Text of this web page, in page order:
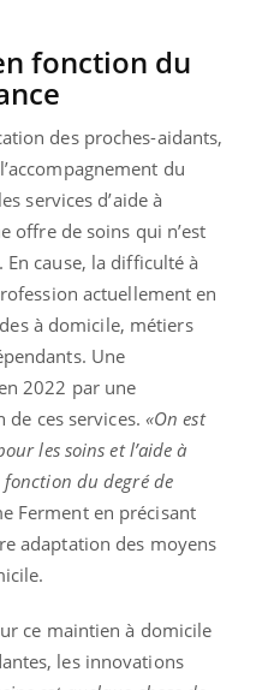
fonction du
des proches-aidants,
du
services d’aide à
offre de soins qui n’est
cause, la difficulté à
actuellement en
à domicile, métiers
Une
2022 par une
ces services. «On est
les soins et l’aide à
du degré de
Ferment en précisant
adaptation des moyens
ce maintien à domicile
les innovations